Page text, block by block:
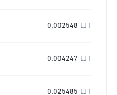
0.002548 LIT
0.004247 LIT
0.025485 LIT